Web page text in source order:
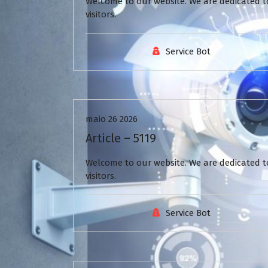
visitors.
Service Bot
Uncategorized
maio 26 2026
Article – 5119
Welcome to our website. We are
visitors.
Service Bot
Uncategorized